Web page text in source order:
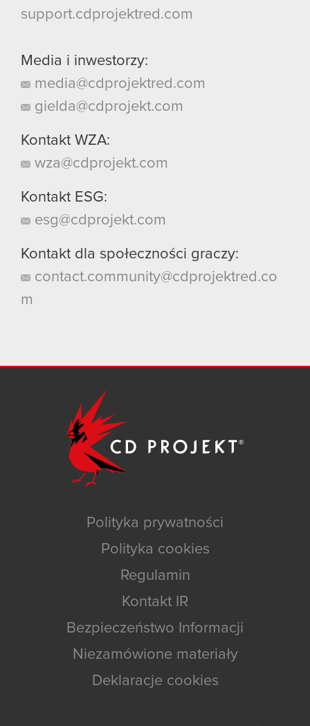
support.cdprojektred.com
Media i inwestorzy:
media@cdprojektred.com
gielda@cdprojekt.com
Kontakt WZA:
wza@cdprojekt.com
Kontakt ESG:
esg@cdprojekt.com
Kontakt dla społeczności graczy:
contact.community@cdprojektred.co
m
Polityka prywatności
Polityka cookies
Regulamin
Kontakt IR
Bezpieczeństwo Informacji
Niezamówione materiały
Deklaracje cookies